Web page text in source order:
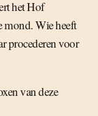
het Hof
mond. Wie heeft
procederen voor
van deze